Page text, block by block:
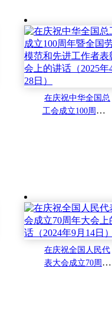
在庆祝中华全国总
工会成立100周年暨
在庆祝全国人民代
表大会成立70周年